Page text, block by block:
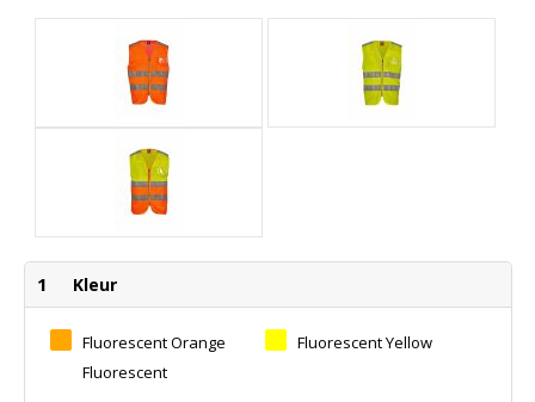
1 Kleur
Fluorescent Orange
Fluorescent Yellow
Fluorescent